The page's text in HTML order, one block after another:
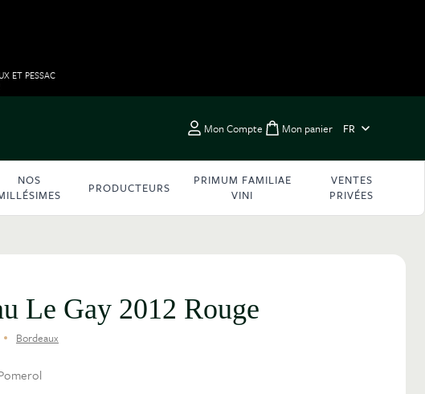
ET PESSAC
Mon Compte Toggle minicart,
Mon panier FR
NOS
PRODUCTEURS
PRIMUM FAMILIAE
VINI
VENTES
PRIVÉES
Le Gay 2012 Rouge
Bordeaux